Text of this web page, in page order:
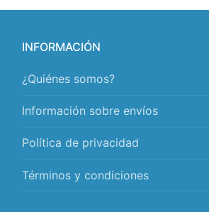
INFORMACIÓN
¿Quiénes somos?
Información sobre envíos
Política de privacidad
Términos y condiciones